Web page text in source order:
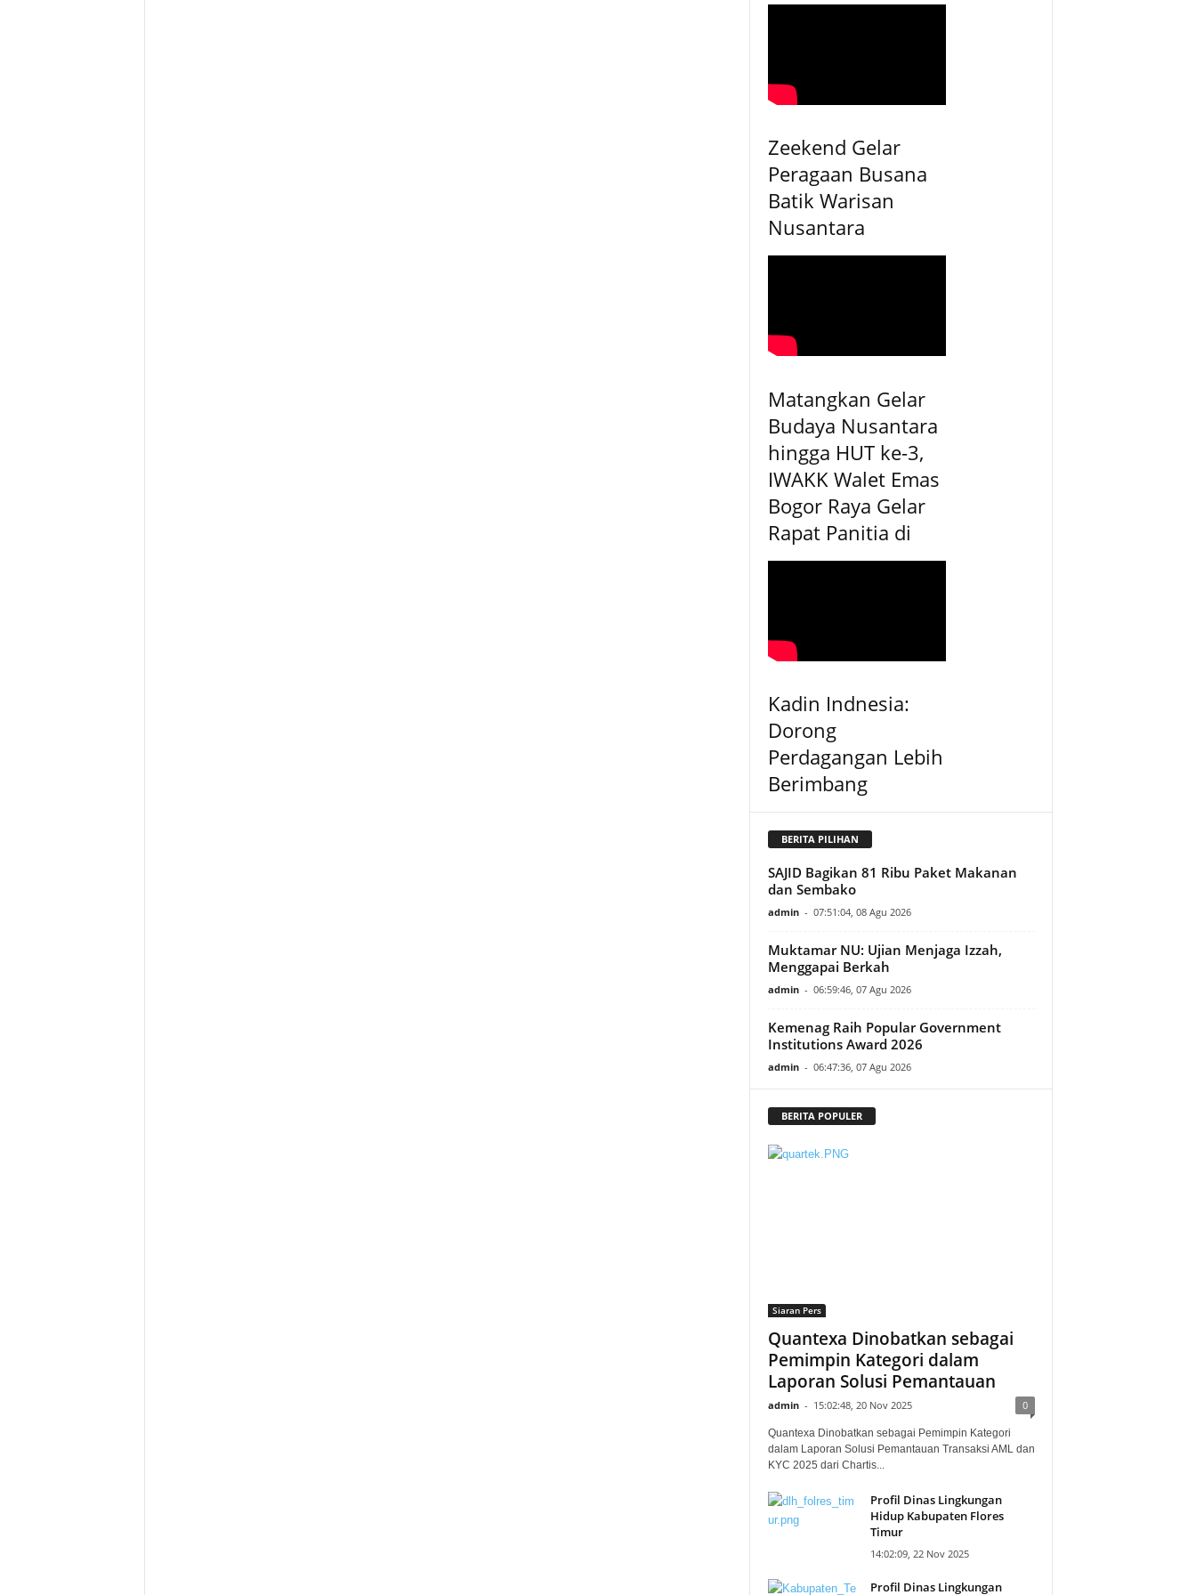
Zeekend Gelar
Peragaan Busana
Batik Warisan
Nusantara
Matangkan Gelar
Budaya Nusantara
hingga HUT ke-3,
IWAKK Walet Emas
Bogor Raya Gelar
Rapat Panitia di
Kadin Indnesia:
Dorong
Perdagangan Lebih
Berimbang
BERITA PILIHAN
SAJID Bagikan 81 Ribu Paket Makanan
dan Sembako
admin - 07:51:04, 08 Agu 2026
Muktamar NU: Ujian Menjaga Izzah,
Menggapai Berkah
admin - 06:59:46, 07 Agu 2026
Kemenag Raih Popular Government
Institutions Award 2026
admin - 06:47:36, 07 Agu 2026
BERITA POPULER
Siaran Pers
Quantexa Dinobatkan sebagai
Pemimpin Kategori dalam
Laporan Solusi Pemantauan
admin - 15:02:48, 20 Nov 2025 0
Quantexa Dinobatkan sebagai Pemimpin Kategori
dalam Laporan Solusi Pemantauan Transaksi AML dan
KYC 2025 dari Chartis...
Profil Dinas Lingkungan
Hidup Kabupaten Flores
Timur
14:02:09, 22 Nov 2025
Profil Dinas Lingkungan